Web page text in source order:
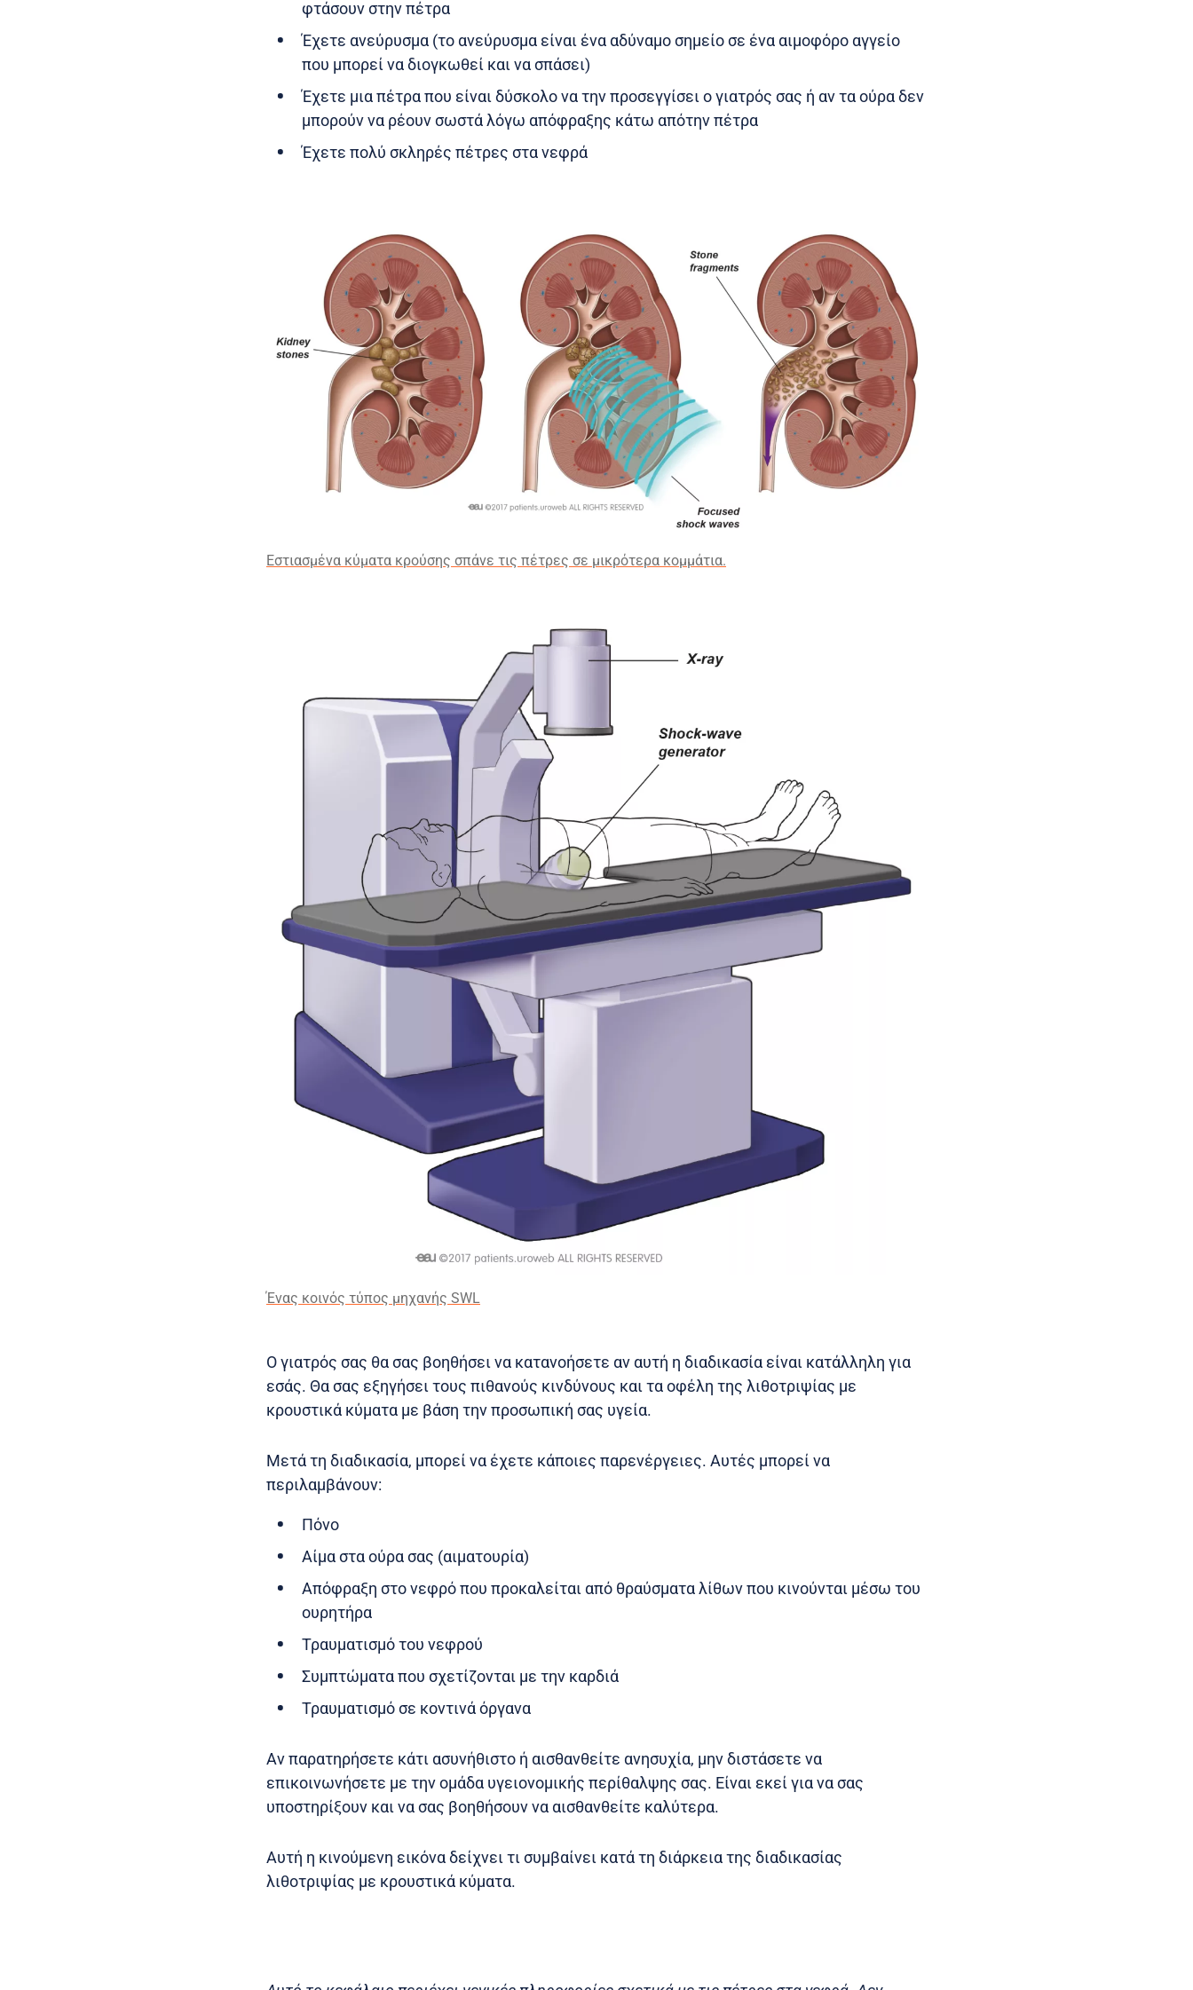
φτάσουν στην πέτρα
Έχετε ανεύρυσμα (το ανεύρυσμα είναι ένα αδύναμο σημείο σε ένα αιμοφόρο αγγείο
που μπορεί να διογκωθεί και να σπάσει)
Έχετε μια πέτρα που είναι δύσκολο να την προσεγγίσει ο γιατρός σας ή αν τα ούρα δεν
μπορούν να ρέουν σωστά λόγω απόφραξης κάτω απότην πέτρα
Έχετε πολύ σκληρές πέτρες στα νεφρά
Εστιασμένα κύματα κρούσης σπάνε τις πέτρες σε μικρότερα κομμάτια.
Ένας κοινός τύπος μηχανής SWL
Ο γιατρός σας θα σας βοηθήσει να κατανοήσετε αν αυτή η διαδικασία είναι κατάλληλη για
εσάς. Θα σας εξηγήσει τους πιθανούς κινδύνους και τα οφέλη της λιθοτριψίας με
κρουστικά κύματα με βάση την προσωπική σας υγεία.
Μετά τη διαδικασία, μπορεί να έχετε κάποιες παρενέργειες. Αυτές μπορεί να
περιλαμβάνουν:
Πόνο
Αίμα στα ούρα σας (αιματουρία)
Απόφραξη στο νεφρό που προκαλείται από θραύσματα λίθων που κινούνται μέσω του
ουρητήρα
Τραυματισμό του νεφρού
Συμπτώματα που σχετίζονται με την καρδιά
Τραυματισμό σε κοντινά όργανα
Αν παρατηρήσετε κάτι ασυνήθιστο ή αισθανθείτε ανησυχία, μην διστάσετε να
επικοινωνήσετε με την ομάδα υγειονομικής περίθαλψης σας. Είναι εκεί για να σας
υποστηρίξουν και να σας βοηθήσουν να αισθανθείτε καλύτερα.
Αυτή η κινούμενη εικόνα δείχνει τι συμβαίνει κατά τη διάρκεια της διαδικασίας
λιθοτριψίας με κρουστικά κύματα.